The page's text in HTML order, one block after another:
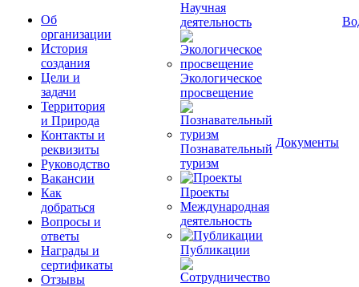
Об
организации
История
создания
Цели и
задачи
Территория
и Природа
Контакты и
реквизиты
Руководство
Вакансии
Как
добраться
Вопросы и
ответы
Награды и
сертификаты
Отзывы
Научная
деятельность
Экологическое
просвещение
Познавательный
туризм
Проекты
Международная
деятельность
Публикации
Документы